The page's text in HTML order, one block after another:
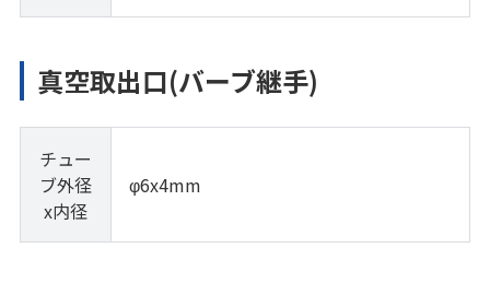
真空取出口(バーブ継手)
チュー
ブ外径
x内径
φ6x4mm